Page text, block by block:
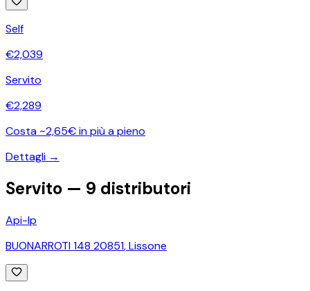
Self
€2,039
Servito
€2,289
Costa ~2,65€ in più a pieno
Dettagli →
Servito — 9 distributori
Api-Ip
BUONARROTI 148 20851,Lissone